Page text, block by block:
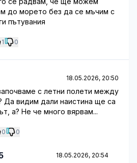
до морето без да се мъчим с
пътувания
1 0
18.05.2026, 20:50
с летни полети между
Да видим дали наистина ще са
а? Не че много вярвам...
0 0
18.05.2026, 20:54